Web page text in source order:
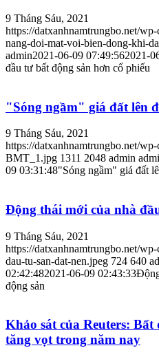
9 Tháng Sáu, 2021
https://datxanhnamtrungbo.net/
nang-doi-mat-voi-bien-dong-khi-
admin2021-06-09 07:49:562021-
đầu tư bất động sản hơn cổ phiếu
"Sóng ngầm" giá đất lên
9 Tháng Sáu, 2021
https://datxanhnamtrungbo.net/
BMT_1.jpg 1311 2048 admin
09 03:31:48"Sóng ngầm" giá đất
Động thái mới của nhà
9 Tháng Sáu, 2021
https://datxanhnamtrungbo.net/
dau-tu-san-dat-nen.jpeg 724 640
02:42:482021-06-09 02:43:33
động sản
Khảo sát của Reuters: Bất
tăng vọt trong năm nay